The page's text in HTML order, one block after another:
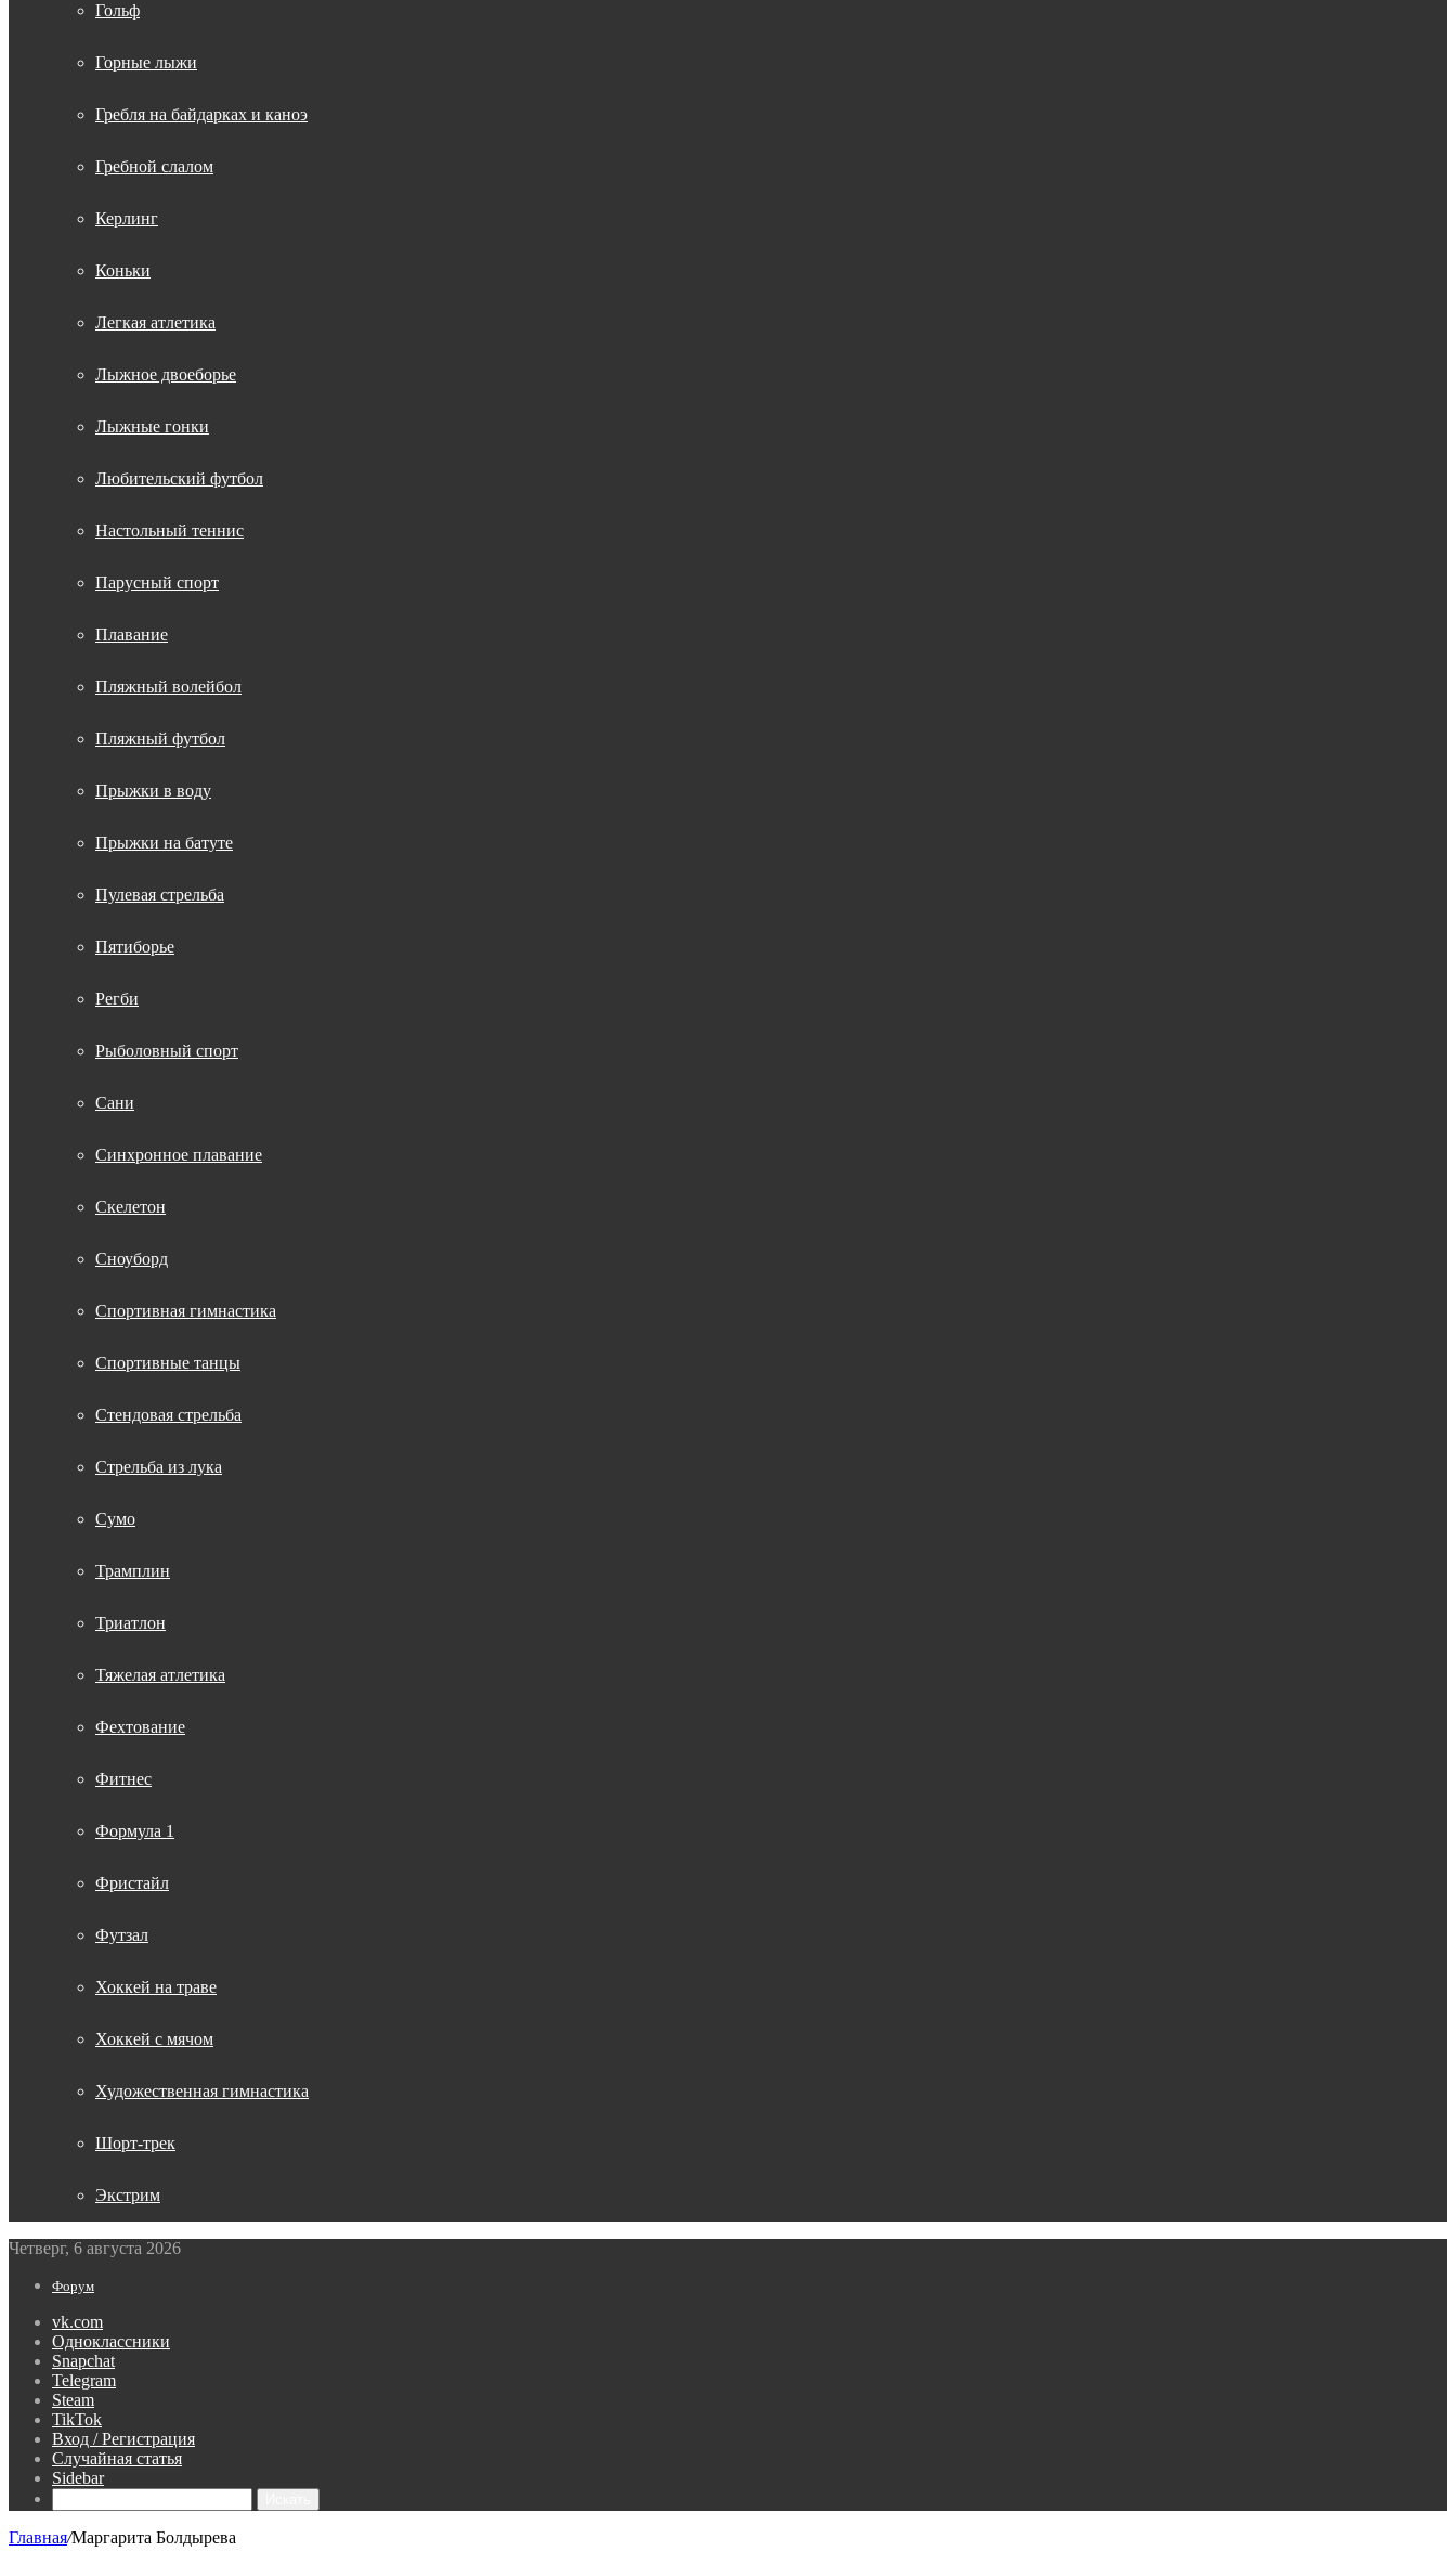
Гольф
Горные лыжи
Гребля на байдарках и каноэ
Гребной слалом
Керлинг
Коньки
Легкая атлетика
Лыжное двоеборье
Лыжные гонки
Любительский футбол
Настольный теннис
Парусный спорт
Плавание
Пляжный волейбол
Пляжный футбол
Прыжки в воду
Прыжки на батуте
Пулевая стрельба
Пятиборье
Регби
Рыболовный спорт
Сани
Синхронное плавание
Скелетон
Сноуборд
Спортивная гимнастика
Спортивные танцы
Стендовая стрельба
Стрельба из лука
Сумо
Трамплин
Триатлон
Тяжелая атлетика
Фехтование
Фитнес
Формула 1
Фристайл
Футзал
Хоккей на траве
Хоккей с мячом
Художественная гимнастика
Шорт-трек
Экстрим
Четверг, 6 августа 2026
Форум
vk.com
Одноклассники
Snapchat
Telegram
Steam
TikTok
Вход / Регистрация
Случайная статья
Sidebar
Главная/Маргарита Болдырева